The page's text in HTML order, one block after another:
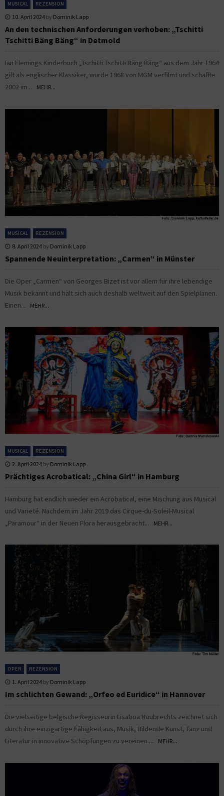
MUSICAL REZENSION
10. April 2024 by Dominik Lapp
An den technischen Anforderungen verhoben: „Tschitti
Tschitti Bäng Bäng“ in Detmold
Ian Flemings Kinderbuch „Tschitti Tschitti Bäng Bäng“ aus dem Jahr 1964
gilt als englischer Klassiker, wurde 1968 von MGM verfilmt und schaffte
2002 im...
MEHR...
MUSICAL REZENSION
8. April 2024 by Dominik Lapp
Spannende Neuinterpretation: „Carmen“ in Münster
Die Oper „Carmen“ von Georges Bizet ist vor allem für ihre lebendige
Musik bekannt und hält sich auch deshalb weltweit auf den Spielplänen.
Einen...
MEHR...
MUSICAL REZENSION
2. April 2024 by Dominik Lapp
Prächtiges Acrobatical: „China Girl“ in Hamburg
Hamburg hat endlich wieder ein Acrobatical, eine Mischung aus Musical
und Varieté. Nachdem im Jahr 2019 das Cirque-du-Soleil-Musical
„Paramour“ in der Neuen Flora herausgebracht...
MEHR...
OPER REZENSION
1. April 2024 by Dominik Lapp
Im schlichten Gewand: „Orfeo ed Euridice“ in Hannover
Die vielseitige belgische Regisseurin Lisaboa Houbrechts zeichnet sich
durch ihre einzigartige Fähigkeit aus, Musik, Bildende Kunst, Tanz und
Literatur in innovative Schöpfungen zu vereinen....
MEHR...